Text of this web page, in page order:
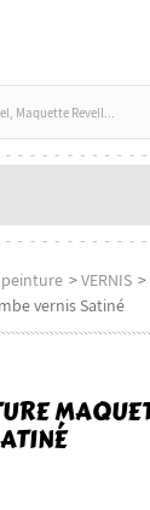
>VERNIS >
vernis Satiné